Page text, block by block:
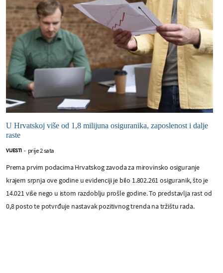
U Hrvatskoj više od 1,8 milijuna osiguranika, zaposlenost i dalje
raste
VIJESTI - prije 2 sata
Prema prvim podacima Hrvatskog zavoda za mirovinsko osiguranje
krajem srpnja ove godine u evidenciji je bilo 1.802.261 osiguranik, što je
14.021 više nego u istom razdoblju prošle godine. To predstavlja rast od
0,8 posto te potvrđuje nastavak pozitivnog trenda na tržištu rada.